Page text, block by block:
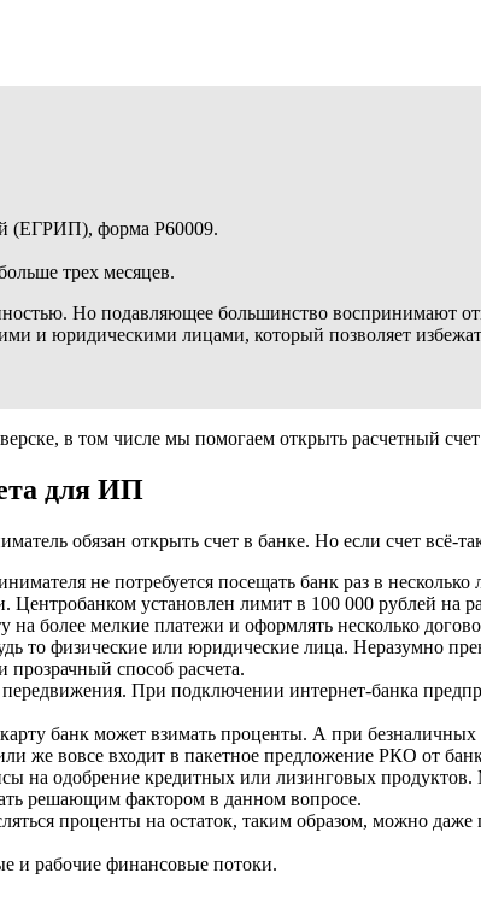
(ЕГРИП), форма Р60009.
трех месяцев.
Но подавляющее большинство воспринимают
и юридическими лицами, который позволяет
в том числе мы помогаем открыть расчетный
для ИП
обязан открыть счет в банке. Но если счет всё-
не потребуется посещать банк раз в
установлен лимит в 100 000 рублей на
более мелкие платежи и оформлять несколько
то физические или юридические лица. Неразумно
способ расчета.
При подключении интернет-банка
банк может взимать проценты. А при безналичных
же вовсе входит в пакетное предложение РКО от
на одобрение кредитных или лизинговых
решающим фактором в данном вопросе.
проценты на остаток, таким образом, можно
и рабочие финансовые потоки.